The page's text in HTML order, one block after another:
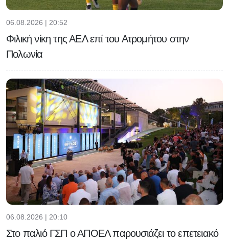
06.08.2026 | 20:52
Φιλική νίκη της ΑΕΛ επί του Ατρομήτου στην
Πολωνία
06.08.2026 | 20:10
Στο παλιό ΓΣΠ ο ΑΠΟΕΛ παρουσιάζει το επετειακό